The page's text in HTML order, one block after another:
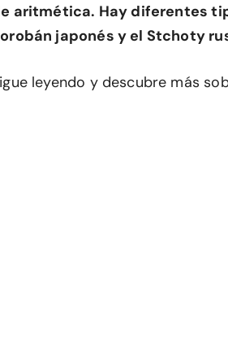
aritmética. Hay diferentes
japonés y el Stchoty
leyendo y descubre más